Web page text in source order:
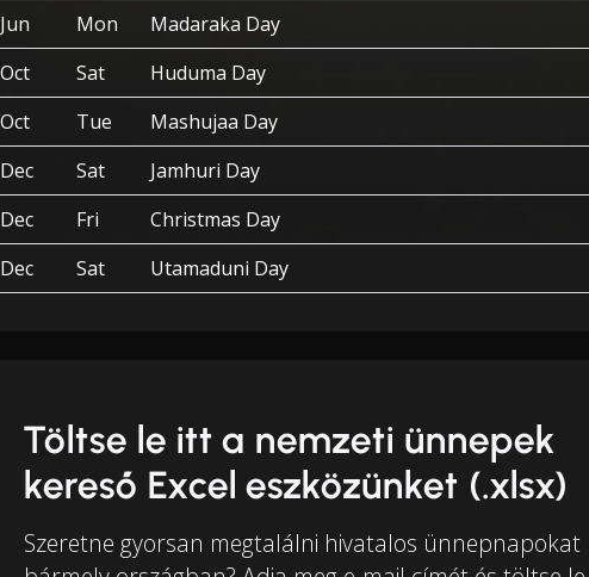
Mon
Madaraka Day
Sat
Huduma Day
Tue
Mashujaa Day
Sat
Jamhuri Day
Fri
Christmas Day
Sat Utamaduni Day
Töltse le itt a nemzeti ünnepek
kereső Excel eszközünket (.xlsx)
Szeretne gyorsan megtalálni hivatalos ünnepnapokat